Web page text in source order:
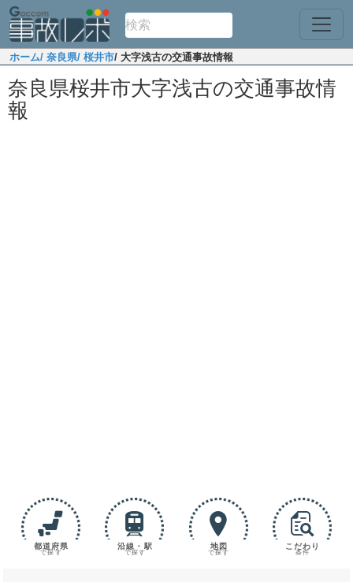
ホーム/ 奈良県/ 桜井市/ 大字浅古の交通事故情報
奈良県桜井市大字浅古の交通事故情
報
都道府県
で探す
沿線・駅
で探す
地図
で探す
こだわり
条件